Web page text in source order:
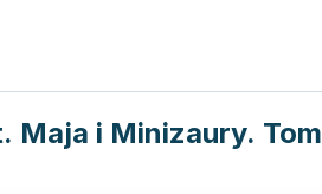
Maja i Minizaury. Tom